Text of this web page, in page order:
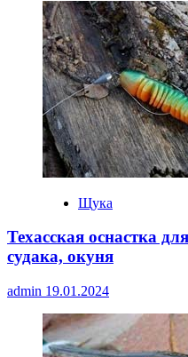
Щука
Техасская оснастка
судака, окуня
admin 19.01.2024